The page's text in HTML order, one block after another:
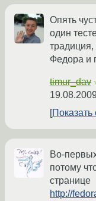
Опять
один
Федора и
timur_dav
Показать
Во-
потому
странице
http://